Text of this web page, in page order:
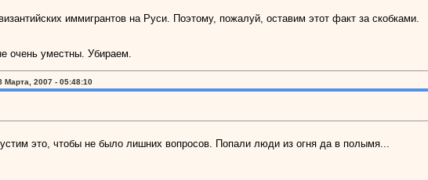
иммигрантов на Руси. Поэтому, пожалуй, оставим этот факт за скобками.
очень уместны. Убираем.
Марта, 2007 - 05:48:10
это, чтобы не было лишних вопросов. Попали люди из огня да в полымя...